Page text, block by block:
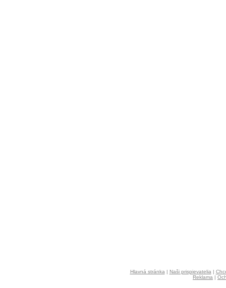
Hlavná stránka | Naši prispievatelia |
Reklama |